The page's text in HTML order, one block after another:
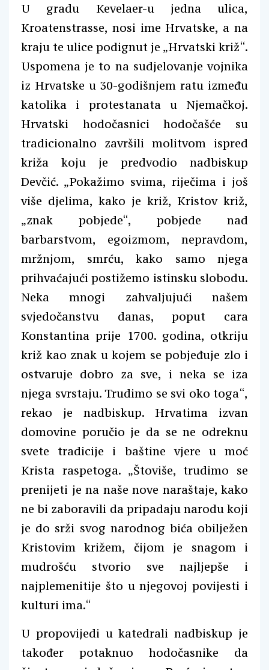
U gradu Kevelaer-u jedna ulica,
Kroatenstrasse, nosi ime Hrvatske, a na
kraju te ulice podignut je „Hrvatski križ“.
Uspomena je to na sudjelovanje vojnika
iz Hrvatske u 30-godišnjem ratu između
katolika i protestanata u Njemačkoj.
Hrvatski hodočasnici hodočašće su
tradicionalno završili molitvom ispred
križa koju je predvodio nadbiskup
Devčić. „Pokažimo svima, riječima i još
više djelima, kako je križ, Kristov križ,
„znak pobjede“, pobjede nad
barbarstvom, egoizmom, nepravdom,
mržnjom, smrću, kako samo njega
prihvaćajući postižemo istinsku slobodu.
Neka mnogi zahvaljujući našem
svjedočanstvu danas, poput cara
Konstantina prije 1700. godina, otkriju
križ kao znak u kojem se pobjeđuje zlo i
ostvaruje dobro za sve, i neka se iza
njega svrstaju. Trudimo se svi oko toga“,
rekao je nadbiskup. Hrvatima izvan
domovine poručio je da se ne odreknu
svete tradicije i baštine vjere u moć
Krista raspetoga. „Štoviše, trudimo se
prenijeti je na naše nove naraštaje, kako
ne bi zaboravili da pripadaju narodu koji
je do srži svog narodnog bića obilježen
Kristovim križem, čijom je snagom i
mudrošću stvorio sve najljepše i
najplemenitije što u njegovoj povijesti i
kulturi ima.“
U propovijedi u katedrali nadbiskup je
također potaknuo hodočasnike da